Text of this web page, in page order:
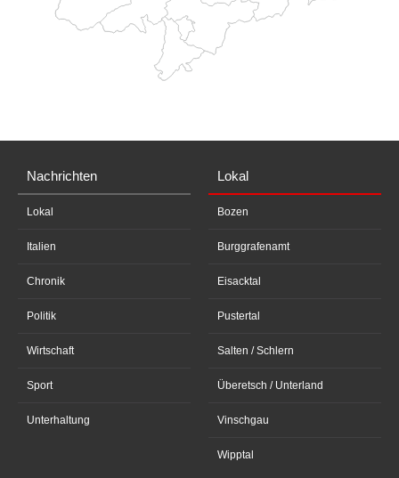
Nachrichten
Lokal
Italien
Chronik
Politik
Wirtschaft
Sport
Unterhaltung
Lokal
Bozen
Burggrafenamt
Eisacktal
Pustertal
Salten / Schlern
Überetsch / Unterland
Vinschgau
Wipptal